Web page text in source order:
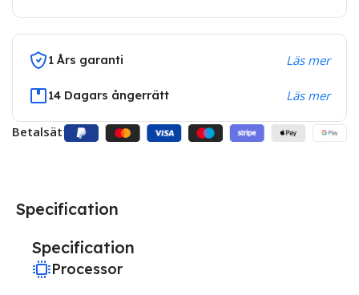
1 Års garanti Läs mer
14 Dagars ångerrätt Läs mer
Betalsätt:
Specification
Specification
Processor